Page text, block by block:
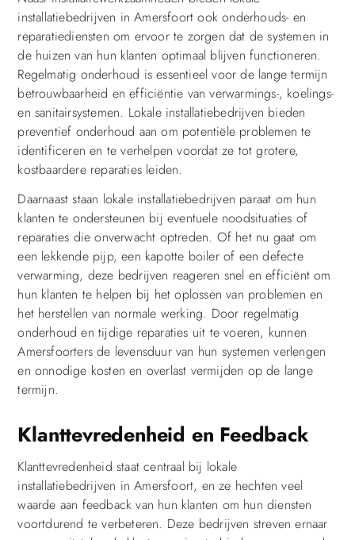
installatiebedrijven in Amersfoort ook onderhouds- en
reparatiediensten om ervoor te zorgen dat de systemen in
de huizen van hun klanten optimaal blijven functioneren.
Regelmatig onderhoud is essentieel voor de lange termijn
betrouwbaarheid en efficiëntie van verwarmings-, koelings-
en sanitairsystemen. Lokale installatiebedrijven bieden
preventief onderhoud aan om potentiële problemen te
identificeren en te verhelpen voordat ze tot grotere,
kostbaardere reparaties leiden.
Daarnaast staan lokale installatiebedrijven paraat om hun
klanten te ondersteunen bij eventuele noodsituaties of
reparaties die onverwacht optreden. Of het nu gaat om
een lekkende pijp, een kapotte boiler of een defecte
verwarming, deze bedrijven reageren snel en efficiënt om
hun klanten te helpen bij het oplossen van problemen en
het herstellen van normale werking. Door regelmatig
onderhoud en tijdige reparaties uit te voeren, kunnen
Amersfoorters de levensduur van hun systemen verlengen
en onnodige kosten en overlast vermijden op de lange
termijn.
Klanttevredenheid en Feedback
Klanttevredenheid staat centraal bij lokale
installatiebedrijven in Amersfoort, en ze hechten veel
waarde aan feedback van hun klanten om hun diensten
voortdurend te verbeteren. Deze bedrijven streven ernaar